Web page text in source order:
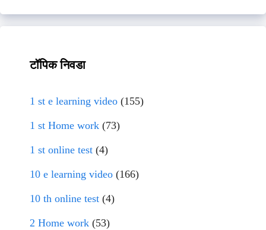
टॉपिक निवडा
1 st e learning video (155)
1 st Home work (73)
1 st online test (4)
10 e learning video (166)
10 th online test (4)
2 Home work (53)